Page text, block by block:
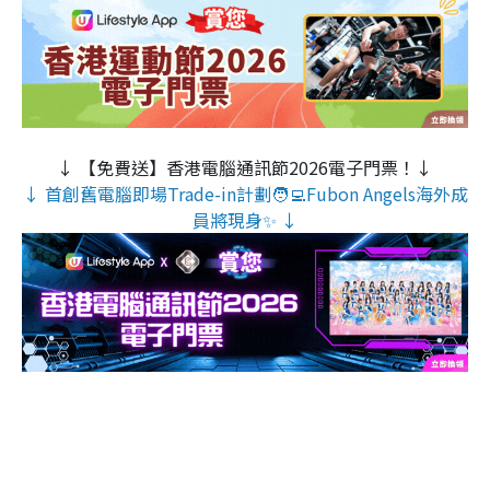
↓ 【免費送】香港電腦通訊節2026電子門票！↓
↓ 首創舊電腦即場Trade-in計劃🧑‍💻Fubon Angels海外成
員將現身✨ ↓